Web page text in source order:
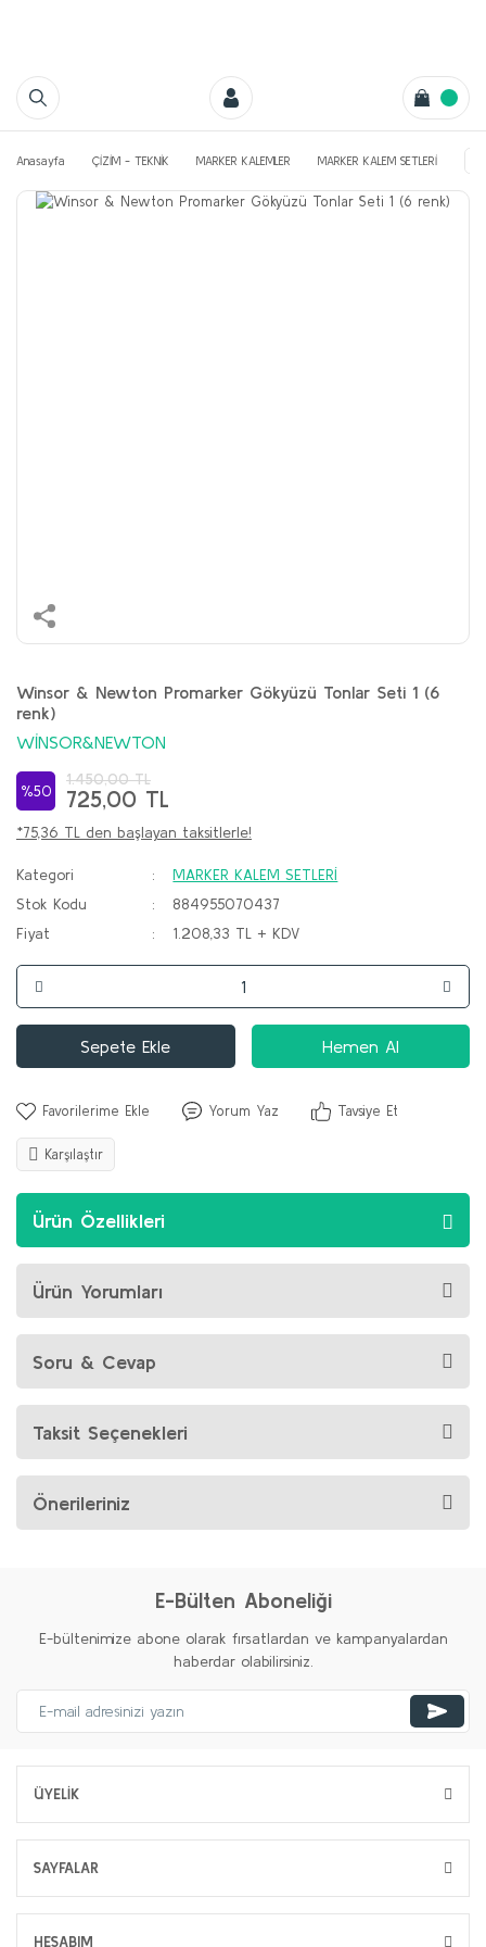
Anasayfa ÇİZİM - TEKNİK MARKER KALEMLER MARKER KALEM SETLERİ
Winsor & Newton Promarker Gökyüzü Tonlar Seti 1 (6
renk)
WİNSOR&NEWTON
%50
1.450,00 TL
725,00 TL
*75,36 TL den başlayan taksitlerle!
Kategori
MARKER KALEM SETLERİ
Stok Kodu
884955070437
Fiyat
1.208,33 TL + KDV
Sepete Ekle Hemen Al
Yorum Yaz Tavsiye Et
Karşılaştır
Ürün Özellikleri
Ürün Yorumları
Soru & Cevap
Taksit Seçenekleri
Önerileriniz
E-Bülten Aboneliği
E-bültenimize abone olarak fırsatlardan ve kampanyalardan
haberdar olabilirsiniz.
ÜYELİK
SAYFALAR
HESABIM